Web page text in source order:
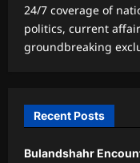
24/7 coverage of
politics, current
groundbreaking
Recent Posts
Bulandshahr